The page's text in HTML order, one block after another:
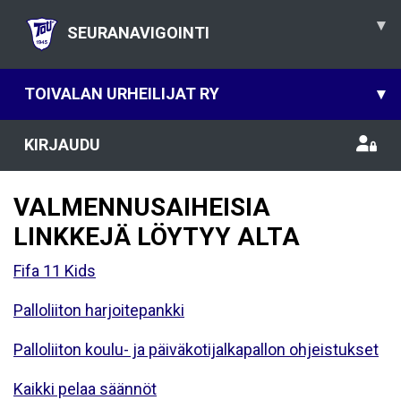
SEURANAVIGOINTI ▾
TOIVALAN URHEILIJAT RY ▾
KIRJAUDU
VALMENNUSAIHEISIA
LINKKEJÄ LÖYTYY ALTA
Fifa 11 Kids
Palloliiton harjoitepankki
Palloliiton koulu- ja päiväkotijalkapallon ohjeistukset
Kaikki pelaa säännöt